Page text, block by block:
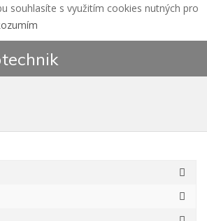
souhlasíte s využitím cookies nutných pro
technik